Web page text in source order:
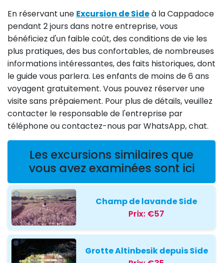
En réservant une Excursion de Sideà la Cappadoce
pendant 2 jours dans notre entreprise, vous
bénéficiez d'un faible coût, des conditions de vie les
plus pratiques, des bus confortables, de nombreuses
informations intéressantes, des faits historiques, dont
le guide vous parlera. Les enfants de moins de 6 ans
voyagent gratuitement. Vous pouvez réserver une
visite sans prépaiement. Pour plus de détails, veuillez
contacter le responsable de l'entreprise par
téléphone ou contactez-nous par WhatsApp, chat.
Les excursions similaires que
vous avez examinées sont ici
Champ de lavande Side
Prix: €57
Grotte Altinbesik depuis Side